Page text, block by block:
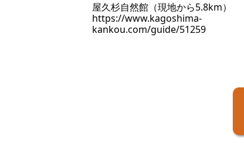
屋久杉自然館（現地から5.8km）
https://www.kagoshima-
kankou.com/guide/51259